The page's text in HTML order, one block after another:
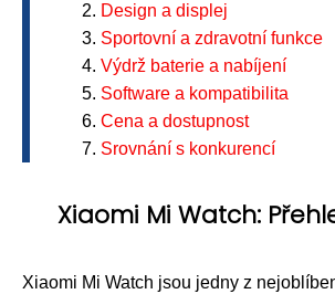
Design a displej
Sportovní a zdravotní funkce
Výdrž baterie a nabíjení
Software a kompatibilita
Cena a dostupnost
Srovnání s konkurencí
Xiaomi Mi Watch:
Xiaomi Mi Watch jsou jedny z